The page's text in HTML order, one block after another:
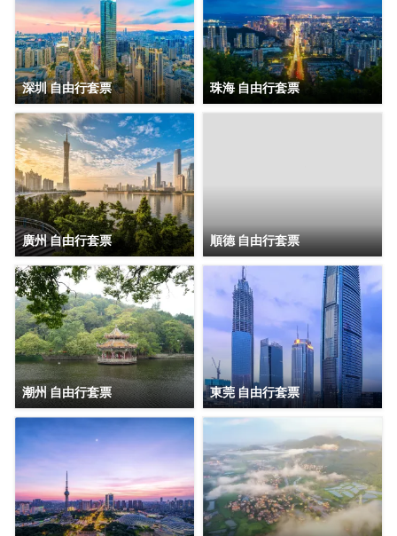
店客房將摩登元素融入東方美學場景，提供貼心管家式服
務，打造城市中的世外桃源，在繁華世間尋求片刻寧靜，感
受歷史文化名城宜居中山的魅力，打造優雅尊貴、便捷超值
的旅居體驗。 酒店由後客酒店管理公司管理服務，旗下擁有
特高商務、後客商旅、後客智慧、微酒店品牌，致力於為商
旅人羣提供獨具個性的居住和服務體驗，呈現出更加多元化
的精品酒店選擇。
深圳 自由行套票 珠海 自由行套票
廣州 自由行套票 順德 自由行套票
潮州 自由行套票 東莞 自由行套票